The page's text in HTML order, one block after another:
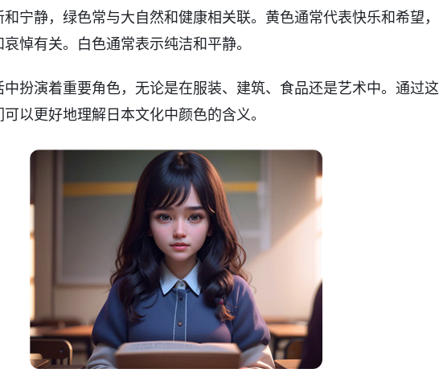
宁静，绿色常与大自然和健康相关联。黄色通常代表快乐和希望，
悼有关。白色通常表示纯洁和平静。
中扮演着重要角色，无论是在服装、建筑、食品还是艺术中。通过这
以更好地理解日本文化中颜色的含义。